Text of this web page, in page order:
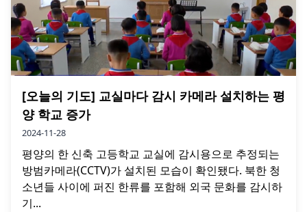
[오늘의 기도] 교실마다 감시 카메라 설치하는 평
양 학교 증가
2024-11-28
평양의 한 신축 고등학교 교실에 감시용으로 추정되는
방범카메라(CCTV)가 설치된 모습이 확인됐다. 북한 청
소년들 사이에 퍼진 한류를 포함해 외국 문화를 감시하
기...